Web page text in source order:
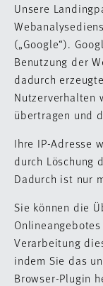
Unsere
(„Google“).
Benutzung der
dadurch
Nutzerverhalten
übertragen und
Ihre IP-Adresse
durch Löschung
Dadurch ist nur
Sie können die
Verarbeitung
indem Sie das
Browser-Plugin